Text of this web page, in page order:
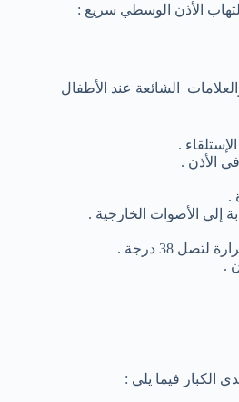
الأذن الوسطي سريع :
الشائعة عند الأطفال
.
الأذن .
.
إلي الأصوات الخارجية .
38 درجة .
.
الكبار فيما يلي :